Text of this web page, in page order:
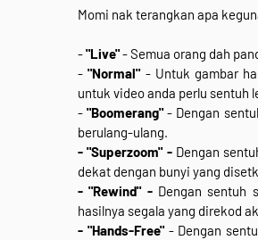
Momi nak terangkan apa
-"Live"- Semua orang dah
-"Normal"- Untuk gambar
untuk video anda perlu sentuh
-"Boomerang"- Dengan
berulang-ulang.
- "Superzoom" - Dengan
dekat dengan bunyi yang
- "Rewind" - Dengan sentuh
hasilnya segala yang direkod
- "Hands-Free"- Dengan